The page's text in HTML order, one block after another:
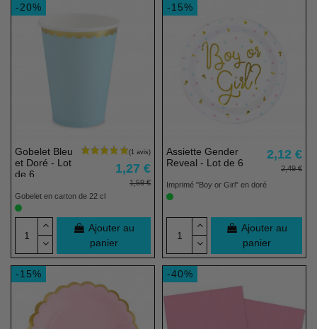
-20%
Gobelet Bleu
et Doré - Lot
de 6
1,27 €
1,59 €
Gobelet en carton de 22 cl
Ajouter au
panier
-15%
Assiette Gender
Reveal - Lot de 6
2,12 €
2,49 €
Imprimé "Boy or Girl" en doré
Ajouter au
panier
-15% -40%